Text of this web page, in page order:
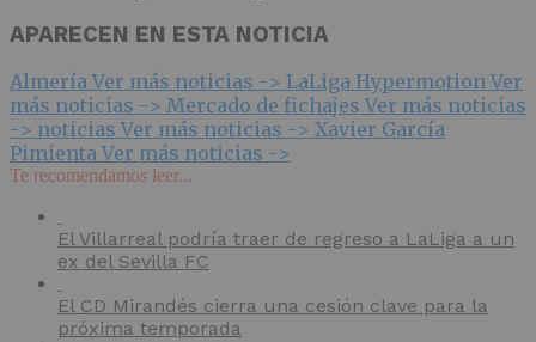
APARECEN EN ESTA NOTICIA
Almería Ver más noticias -> LaLiga Hypermotion Ver
más noticias -> Mercado de fichajes Ver más noticias
-> noticias Ver más noticias -> Xavier García
Pimienta Ver más noticias ->
Te recomendamos leer...
El Villarreal podría traer de regreso a LaLiga a un
ex del Sevilla FC
El CD Mirandés cierra una cesión clave para la
próxima temporada